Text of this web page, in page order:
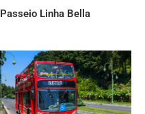
Passeio Linha Bella